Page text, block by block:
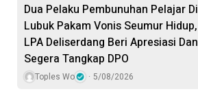
Dua Pelaku Pembunuhan Pelajar Di
Lubuk Pakam Vonis Seumur Hidup,
LPA Deliserdang Beri Apresiasi Dan
Segera Tangkap DPO
Toples Wo 5/08/2026